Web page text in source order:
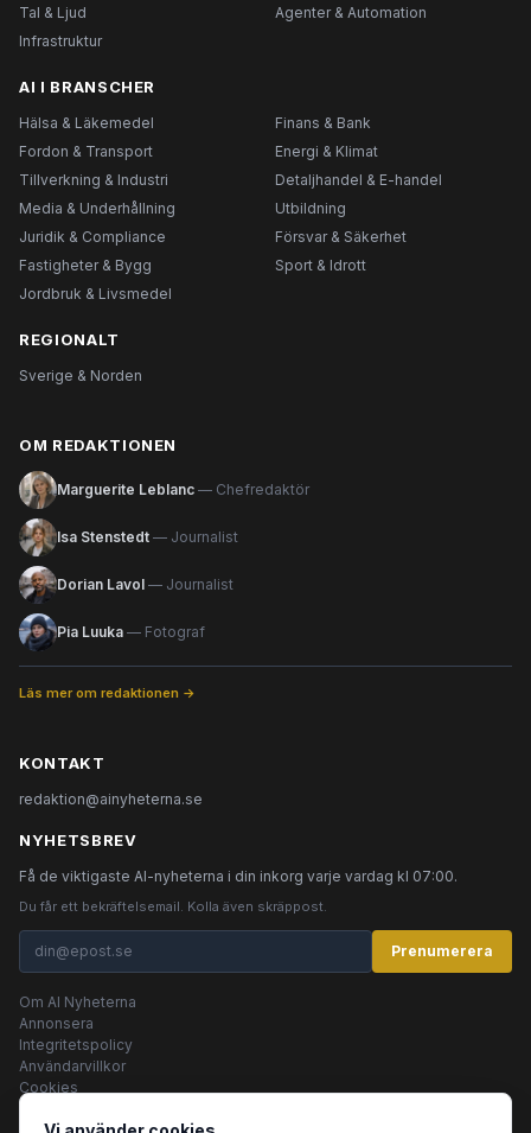
Tal & Ljud
Agenter & Automation
Infrastruktur
AI I BRANSCHER
Hälsa & Läkemedel
Finans & Bank
Fordon & Transport
Energi & Klimat
Tillverkning & Industri
Detaljhandel & E-handel
Media & Underhållning
Utbildning
Juridik & Compliance
Försvar & Säkerhet
Fastigheter & Bygg
Sport & Idrott
Jordbruk & Livsmedel
REGIONALT
Sverige & Norden
OM REDAKTIONEN
Marguerite Leblanc — Chefredaktör
Isa Stenstedt — Journalist
Dorian Lavol — Journalist
Pia Luuka — Fotograf
Läs mer om redaktionen →
KONTAKT
redaktion@ainyheterna.se
NYHETSBREV
Få de viktigaste AI-nyheterna i din inkorg varje vardag kl 07:00.
Du får ett bekräftelsemail. Kolla även skräppost.
Prenumerera
Om AI Nyheterna
Annonsera
Integritetspolicy
Användarvillkor
Cookies